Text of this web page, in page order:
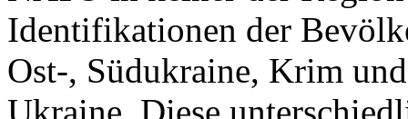
Identifikationen der
Ost-, Südukraine, Krim